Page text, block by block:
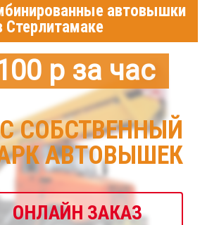
автовышки
Стерлитамаке
р за час
СОБСТВЕННЫЙ
АВТОВЫШЕК
ОНЛАЙН ЗАКАЗ